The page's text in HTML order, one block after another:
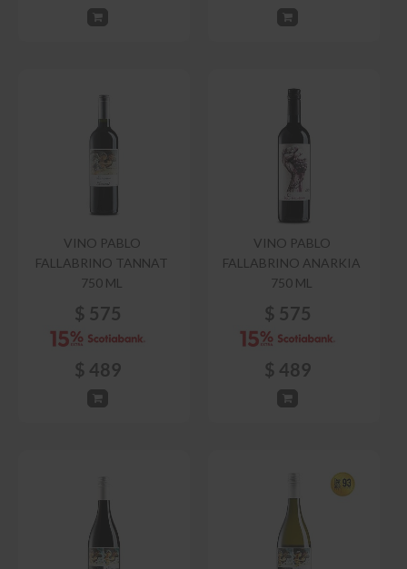
VINO PABLO
FALLABRINO TANNAT
750 ML
$ 575
$ 489
VINO PABLO
FALLABRINO ANARKIA
750 ML
$ 575
$ 489